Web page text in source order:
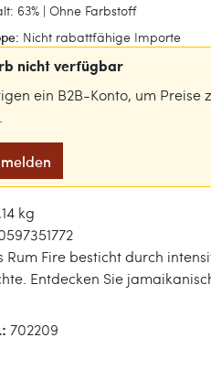
63% | Ohne Farbstoff
Nicht rabattfähige Importe
nicht verfügbar
ein B2B-Konto, um Preise
kg
Rum Fire besticht durch
Entdecken Sie
702209